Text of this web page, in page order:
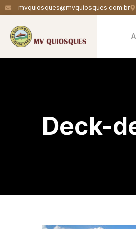
mvquiosques@mvquiosques.com.br
Deck-